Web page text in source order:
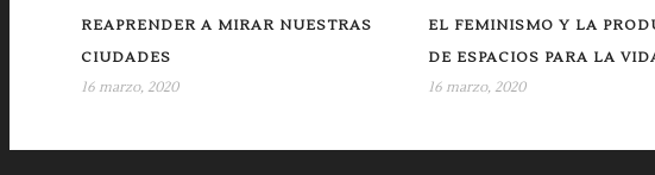
REAPRENDER A MIRAR NUESTRAS
CIUDADES
16 marzo, 2020
EL FEMINISMO Y LA
DE ESPACIOS PARA LA
16 marzo, 2020